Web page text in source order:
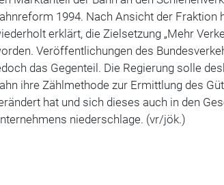
1994. Nach Ansicht der Fraktion
erklärt, die Zielsetzung „Mehr
Veröffentlichungen des
das Gegenteil. Die Regierung solle
ihre Zählmethode zur Ermittlung des
hat und sich dieses auch in den
niederschlage. (vr/jök.)